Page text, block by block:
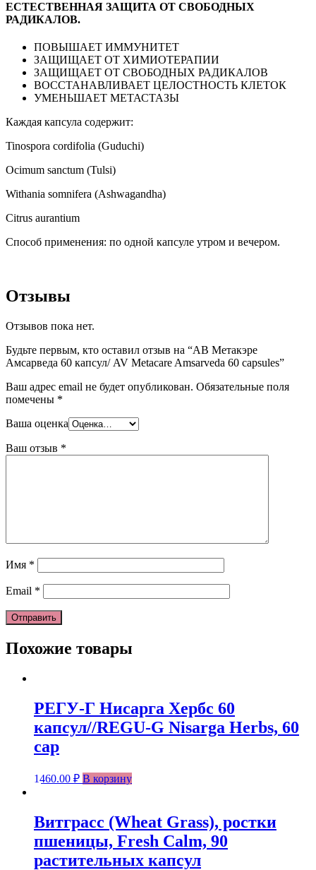
ЕСТЕСТВЕННАЯ ЗАЩИТА ОТ СВОБОДНЫХ
РАДИКАЛОВ.
ПОВЫШАЕТ ИММУНИТЕТ
ЗАЩИЩАЕТ ОТ ХИМИОТЕРАПИИ
ЗАЩИЩАЕТ ОТ СВОБОДНЫХ РАДИКАЛОВ
ВОССТАНАВЛИВАЕТ ЦЕЛОСТНОСТЬ КЛЕТОК
УМЕНЬШАЕТ МЕТАСТАЗЫ
Каждая капсула содержит:
Tinospora cordifolia (Guduchi)
Ocimum sanctum (Tulsi)
Withania somnifera (Ashwagandha)
Citrus aurantium
Способ применения: по одной капсуле утром и вечером.
Отзывы
Отзывов пока нет.
Будьте первым, кто оставил отзыв на “АВ Метакэре
Амсарведа 60 капсул/ AV Metacare Amsarveda 60 capsules”
Ваш адрес email не будет опубликован. Обязательные поля
помечены *
Ваша оценка
Ваш отзыв *
Имя *
Email *
Похожие товары
РЕГУ-Г Нисарга Хербс 60
капсул//REGU-G Nisarga Herbs, 60
cap
1460.00 ₽ В корзину
Витграсс (Wheat Grass), ростки
пшеницы, Fresh Calm, 90
растительных капсул